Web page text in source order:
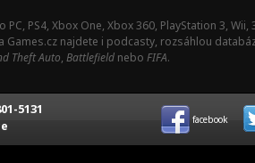
PC, PS4, Xbox One, Xbox 360, PlayStation 3,
najdete i podcasty, rozsáhlou
Theft Auto, Battlefield nebo FIFA.
5131
facebook